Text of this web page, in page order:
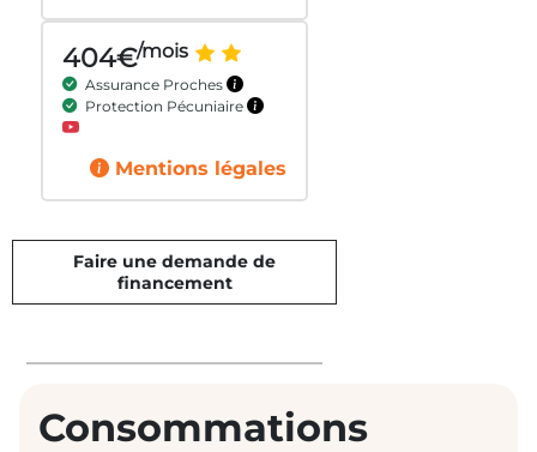
404€/mois
Assurance Proches
Protection Pécuniaire
Mentions légales
Faire une demande de
financement
Consommations